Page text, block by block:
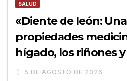
SALUD
«Diente de león:
propiedades
hígado, los riñones y
5 DE AGOSTO DE 2026